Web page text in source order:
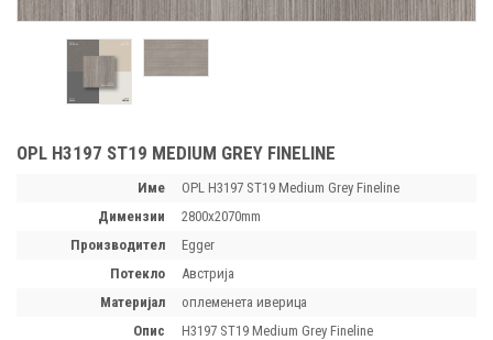
OPL H3197 ST19 MEDIUM GREY FINELINE
Име
OPL H3197 ST19 Medium Grey Fineline
димензии
2800х2070mm
производител
Egger
потекло
Австрија
материјал
оплеменета иверица
опис
H3197 ST19 Medium Grey Fineline